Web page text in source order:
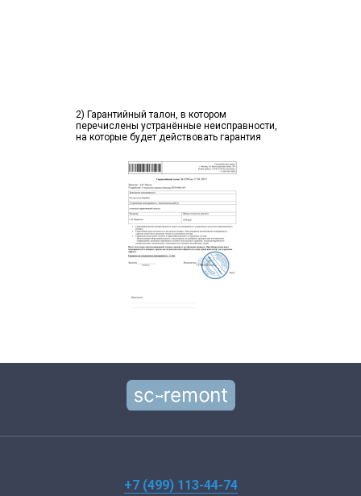
2) Гарантийный талон, в котором
перечислены устранённые неисправности,
на которые будет действовать гарантия
+7 (499) 113-44-74